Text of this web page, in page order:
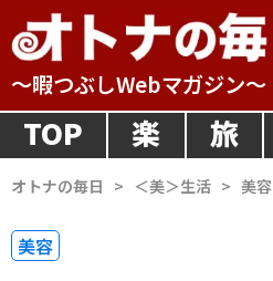
～暇つぶしWebマガジン～
TOP 楽 旅
オトナの毎日 > ＜美＞生活 > 美容
美容